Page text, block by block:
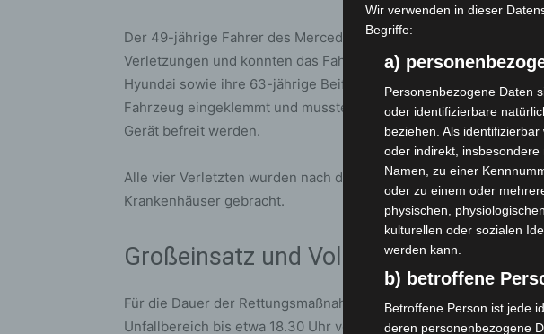
Der 49-jährige Fahrer des Mercedes sowie der neunjährige
Verletzungen und konnten das Fahrzeug selbstständig verlassen.
Hyundai sowie ihre 63-jährige Beifahrerin wurden schwer
Fahrzeug eingeklemmt und musste durch Einsatzkräfte der
Gerät befreit werden.
Alle vier Verletzten wurden nach der Erstversorgung mit
Krankenhäuser gebracht.
Großeinsatz und Vollsperrung
Für die Dauer der Rettungsmaßnahmen sowie der polizeilichen
Unfallbereich bis etwa 18.30 Uhr vollständig gesperrt werden.
Wir verwenden in dieser
Begriffe:
a)
Personenbezogene Daten
oder identifizierbare
beziehen. Als
oder indirekt,
Namen, zu einer
oder zu einem oder
physischen,
kulturellen oder sozialen
werden kann.
b) betroffene
Betroffene Person ist jede
deren personenbezogene